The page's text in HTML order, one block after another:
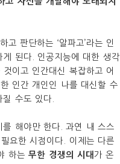
판단하는 ‘알파고’라는 인
된다. 인공지능에 대한 생각
것이고 인간대신 복잡하고 어
인간 개인인 나를 대신할 수
질 수도 있다.
를 해야만 한다. 과연 내 스스
요한 시점이다. 이제는 다른
하는무한 경쟁의 시대 가 온